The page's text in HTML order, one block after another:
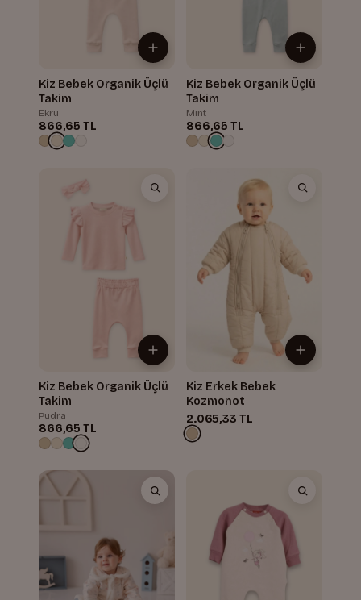
Kiz Bebek Organik Üçlü
Takim
Ekru
866,65 TL
Kiz Bebek Organik Üçlü
Takim
Mint
866,65 TL
Kiz Bebek Organik Üçlü
Takim
Pudra
866,65 TL
Kiz Erkek Bebek
Kozmonot
2.065,33 TL